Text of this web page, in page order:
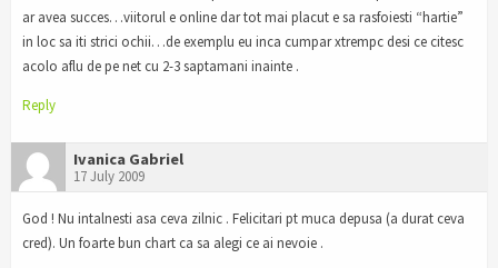
ar avea succes…viitorul e online dar tot mai placut e sa rasfoiesti “hartie”
in loc sa iti strici ochii…de exemplu eu inca cumpar xtrempc desi ce citesc
acolo aflu de pe net cu 2-3 saptamani inainte .
Reply
Ivanica Gabriel
17 July 2009
God ! Nu intalnesti asa ceva zilnic . Felicitari pt muca depusa (a durat ceva
cred). Un foarte bun chart ca sa alegi ce ai nevoie .